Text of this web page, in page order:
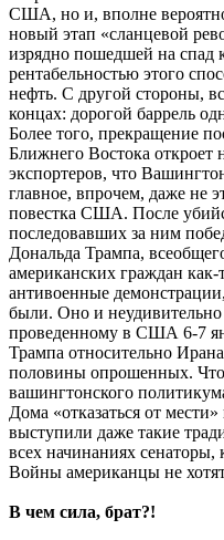
США, но и, вполне
новый этап «сланцевой
изрядно пошедшей на спад
рентабельностью этого
нефть. С другой стороны,
концах: дорогой баррель
Более того, прекращение
Ближнего Востока
экспортеров, что
главное, впрочем, даже не
повестка США. После
последовавших за ним
Дональда Трампа,
американских граждан
антивоенные
были. Оно и неудивительно
проведенному в США 6-7
Трампа относительно
половины опрошенных.
вашингтонского
Дома «отказаться от
выступили даже такие
всех начинаниях
Войны американцы не
В чем сила, брат?!